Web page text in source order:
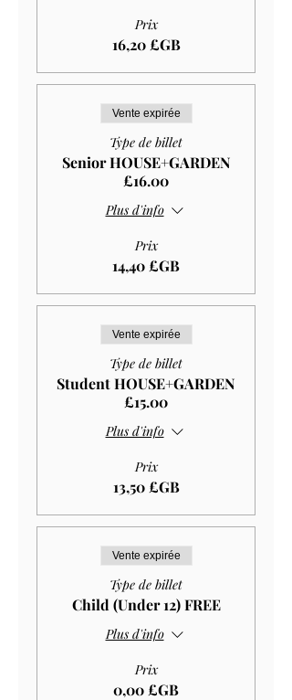
Prix
16,20 £GB
Vente expirée
Type de billet
Senior HOUSE+GARDEN
£16.00
Plus d'info
Prix
14,40 £GB
Vente expirée
Type de billet
Student HOUSE+GARDEN
£15.00
Plus d'info
Prix
13,50 £GB
Vente expirée
Type de billet
Child (Under 12) FREE
Plus d'info
Prix
0,00 £GB